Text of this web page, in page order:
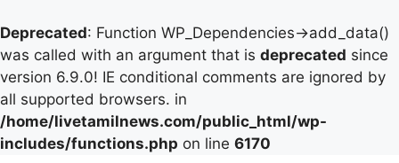
Deprecated: Function WP_Dependencies->add_data()
was called with an argument that is deprecated since
version 6.9.0! IE conditional comments are ignored by
all supported browsers. in
/home/livetamilnews.com/public_html/wp-
includes/functions.php on line 6170